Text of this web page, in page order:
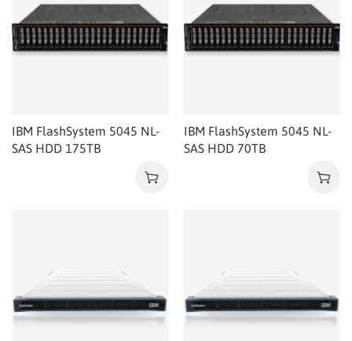
IBM FlashSystem 5045 NL-
SAS HDD 175TB
IBM FlashSystem 5045 NL-
SAS HDD 70TB